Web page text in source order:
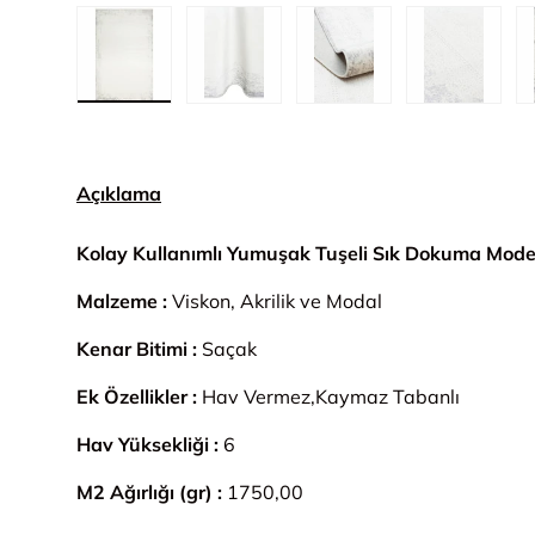
Açıklama
Kolay Kullanımlı Yumuşak Tuşeli Sık Dokuma
Malzeme : Viskon, Akrilik ve Modal
Kenar Bitimi : Saçak
Ek Özellikler : Hav Vermez,Kaymaz Tabanlı
Hav Yüksekliği : 6
M2 Ağırlığı (gr) : 1750,00